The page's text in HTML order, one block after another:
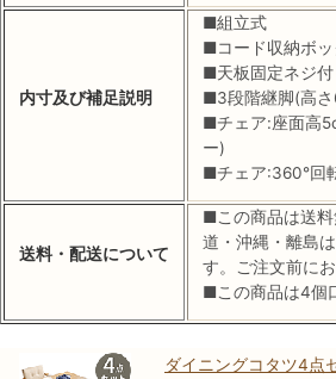
内寸及び補足説明
■組立式
■コード収納ボ
■天板固定ネジ付
■3段階継脚(高さ
■チェア:座面高
ー)
■チェア:360°回
送料・配送について
■この商品は送
道・沖縄・離島
す。ご注文前に
■この商品は4個
ダイニングコタツ4点